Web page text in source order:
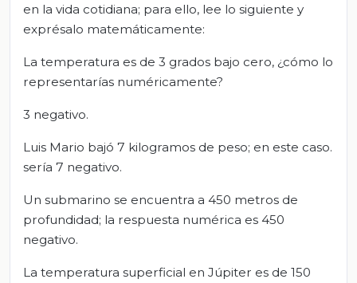
en la vida cotidiana; para ello, lee lo siguiente y
exprésalo matemáticamente:
La temperatura es de 3 grados bajo cero, ¿cómo lo
representarías numéricamente?
3 negativo.
Luis Mario bajó 7 kilogramos de peso; en este caso.
sería 7 negativo.
Un submarino se encuentra a 450 metros de
profundidad; la respuesta numérica es 450
negativo.
La temperatura superficial en Júpiter es de 150